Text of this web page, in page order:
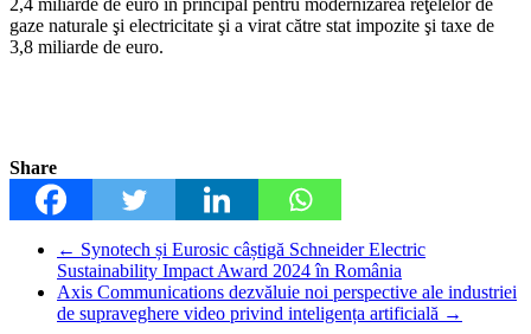
2,4 miliarde de euro în principal pentru modernizarea reţelelor de
gaze naturale şi electricitate şi a virat către stat impozite şi taxe de
3,8 miliarde de euro.
Share
← Synotech și Eurosic câștigă Schneider Electric
Sustainability Impact Award 2024 în România
Axis Communications dezvăluie noi perspective ale industriei
de supraveghere video privind inteligența artificială →